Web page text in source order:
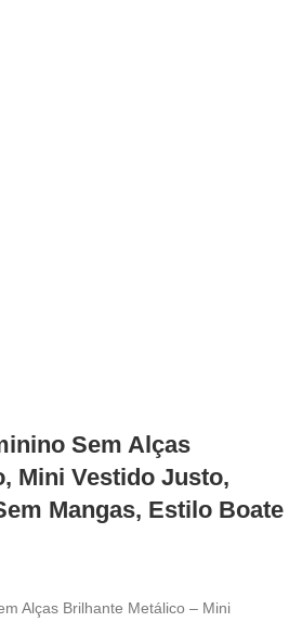
Sem Alças
Mini Vestido Justo,
Mangas, Estilo Boate
Alças Brilhante Metálico – Mini